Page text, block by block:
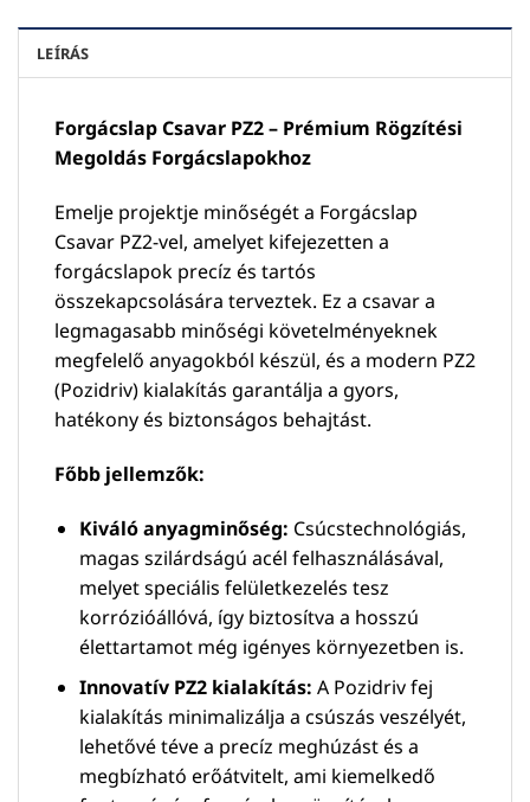
LEÍRÁS
Forgácslap Csavar PZ2 – Prémium Rögzítési
Megoldás Forgácslapokhoz
Emelje projektje minőségét a Forgácslap
Csavar PZ2-vel, amelyet kifejezetten a
forgácslapok precíz és tartós
összekapcsolására terveztek. Ez a csavar a
legmagasabb minőségi követelményeknek
megfelelő anyagokból készül, és a modern PZ2
(Pozidriv) kialakítás garantálja a gyors,
hatékony és biztonságos behajtást.
Főbb jellemzők:
Kiváló anyagminőség: Csúcstechnológiás,
magas szilárdságú acél felhasználásával,
melyet speciális felületkezelés tesz
korrózióállóvá, így biztosítva a hosszú
élettartamot még igényes környezetben is.
Innovatív PZ2 kialakítás: A Pozidriv fej
kialakítás minimalizálja a csúszás veszélyét,
lehetővé téve a precíz meghúzást és a
megbízható erőátvitelt, ami kiemelkedő